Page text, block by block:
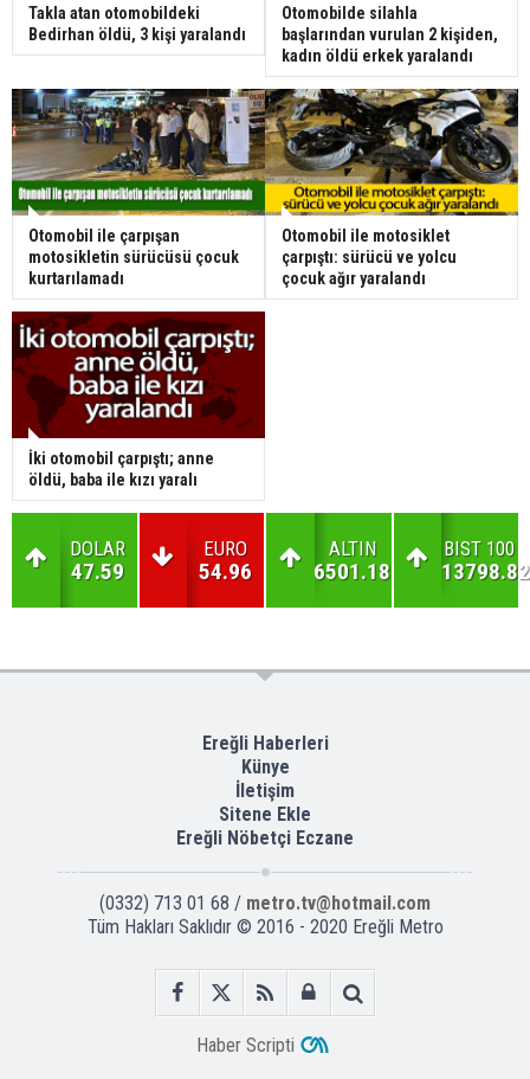
Takla atan otomobildeki
Bedirhan öldü, 3 kişi yaralandı
Otomobilde silahla
başlarından vurulan 2 kişiden,
kadın öldü erkek yaralandı
Otomobil ile çarpışan
motosikletin sürücüsü çocuk
kurtarılamadı
Otomobil ile motosiklet
çarpıştı: sürücü ve yolcu
çocuk ağır yaralandı
İki otomobil çarpıştı; anne
öldü, baba ile kızı yaralı
DOLAR
47.59
EURO
54.96
ALTIN
6501.18
BIST 100
13798.82
Ereğli Haberleri
Künye
İletişim
Sitene Ekle
Ereğli Nöbetçi Eczane
(0332) 713 01 68 / metro.tv@hotmail.com
Tüm Hakları Saklıdır © 2016 - 2020 Ereğli Metro
Haber Scripti